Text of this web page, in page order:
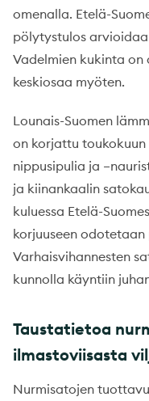
omenalla. Etelä-
pölytystulos
Vadelmien kukinta
keskiosaa myöten.
Lounais-Suomen
on korjattu
nippusipulia ja
ja kiinankaalin
kuluessa Etelä-
korjuuseen
Varhaisvihannesten
kunnolla käyntiin
Taustatietoa
ilmastoviisasta
Nurmisatojen